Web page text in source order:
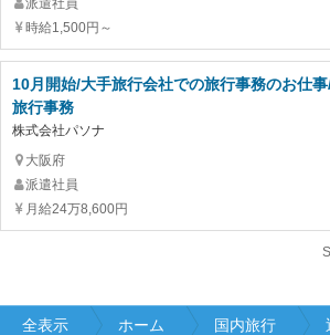
派遣社員
時給1,500円～
10月開始/大手旅行会社での旅行事務のお仕
旅行事務
株式会社パソナ
大阪府
派遣社員
月給24万8,600円
全表示 ホーム 国内旅行